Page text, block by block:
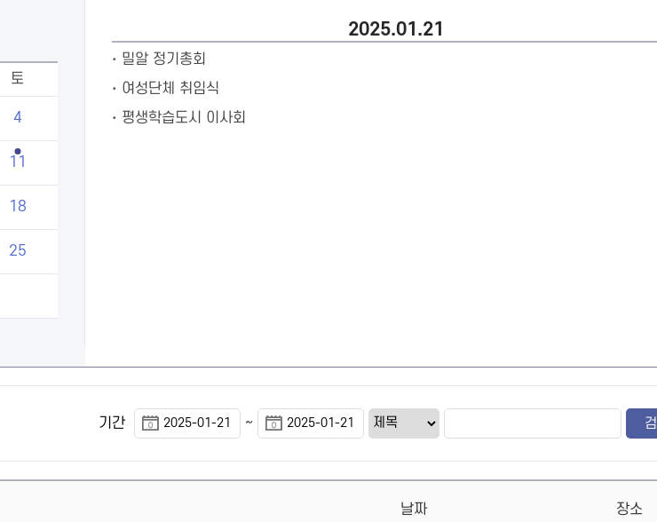
토
4
11
18
25
2025.01.21
밀알 정기총회
여성단체 취임식
평생학습도시 이사회
기간 ~
날짜 장소